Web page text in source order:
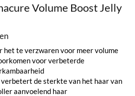
Volume Boost Jelly
het te verzwaren voor meer volume
voor verbeterde
de sterkte van het haar van
aanvoelend haar